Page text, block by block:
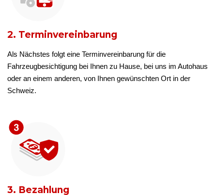
2. Terminvereinbarung
Als Nächstes folgt eine Terminvereinbarung für die
Fahrzeugbesichtigung bei Ihnen zu Hause, bei uns im Autohaus
oder an einem anderen, von Ihnen gewünschten Ort in der
Schweiz.
3. Bezahlung